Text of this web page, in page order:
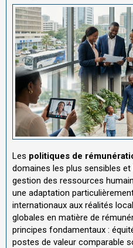
Les politiques de
domaines les plus sensibles
gestion des ressources
une adaptation
internationaux aux réalités
globales en matière de
principes fondamentaux :
postes de valeur comparable